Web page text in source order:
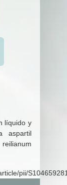
líquido y
aspartil
pii/